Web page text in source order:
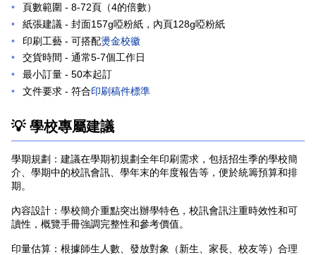
頁數範圍 - 8-72頁（4的倍數）
紙張建議 - 封面157g啞粉紙，內頁128g啞粉紙
印刷工藝 - 可搭配燙金校徽
交貨時間 - 通常5-7個工作日
最小訂量 - 50本起訂
文件要求 - 符合印刷稿件標準
💡 學校專屬建議
學期規劃：
期。
內容設計：
讀性，概覽手冊強調完整性和參考價值。
印量估算：